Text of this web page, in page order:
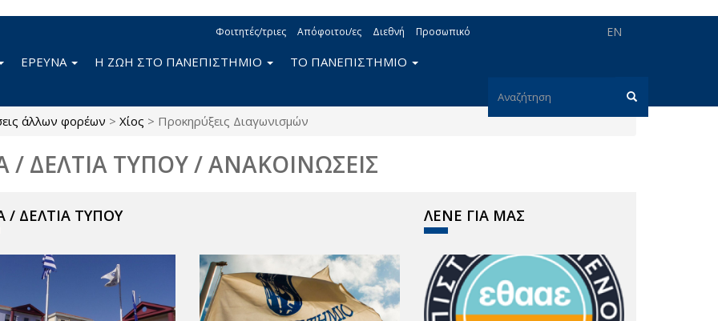
EN
Φοιτητές/τριες Απόφοιτοι/ες Διεθνή Προσωπικό
Φόρμα
ΕΡΕΥΝΑ Η ΖΩΗ ΣΤΟ ΠΑΝΕΠΙΣΤΗΜΙΟ ΤΟ ΠΑΝΕΠΙΣΤΗΜΙΟ
άλλων φορέων > Χίος > Προκηρύξεις Διαγωνισμών
/ ΔΕΛΤΙΑ ΤΥΠΟΥ / ΑΝΑΚΟΙΝΩΣΕΙΣ
/ ΔΕΛΤΙΑ ΤΥΠΟΥ ΛΕΝΕ ΓΙΑ ΜΑΣ